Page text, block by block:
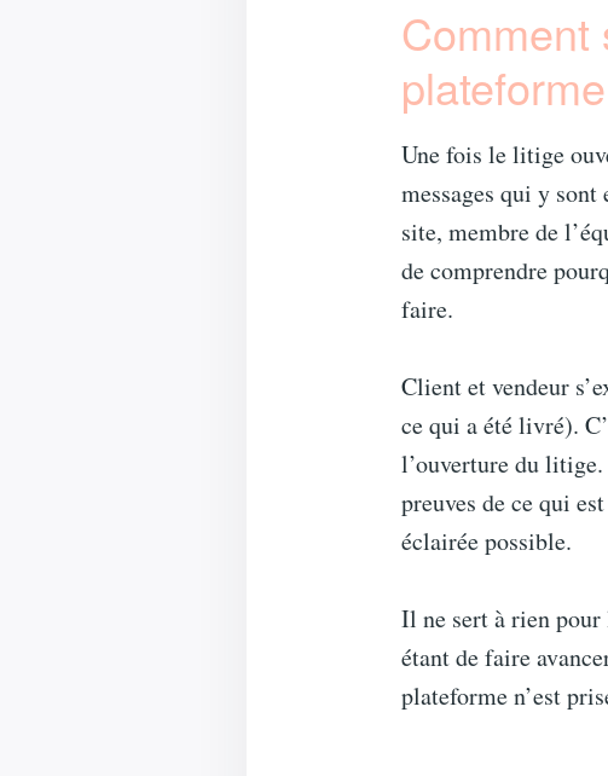
Comment
Une fois le litige
messages qui y
site, membre de
de comprendre
faire.
Client et vendeur
ce qui a été livré).
l’ouverture du litige.
preuves de ce qui
éclairée possible.
Il ne sert à rien pour
étant de faire
plateforme n’est